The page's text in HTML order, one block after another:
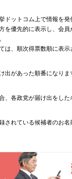
ドットコム上で情報を
を優先的に表示し、会
は、順次得票数順に表示
出があった順番になり
、各政党が届け出をし
されている候補者のお名